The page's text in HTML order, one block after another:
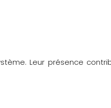
Leur présence